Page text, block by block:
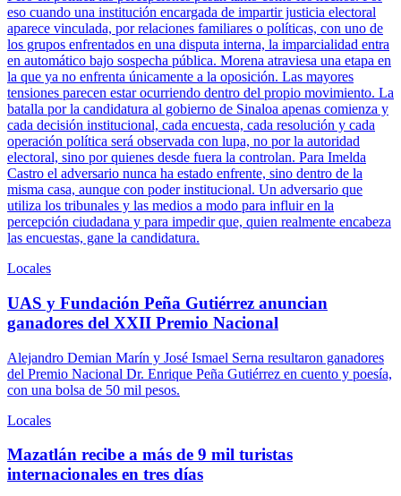
eso cuando una institución encargada de impartir justicia electoral
aparece vinculada, por relaciones familiares o políticas, con uno de
los grupos enfrentados en una disputa interna, la imparcialidad entra
en automático bajo sospecha pública. Morena atraviesa una etapa en
la que ya no enfrenta únicamente a la oposición. Las mayores
tensiones parecen estar ocurriendo dentro del propio movimiento. La
batalla por la candidatura al gobierno de Sinaloa apenas comienza y
cada decisión institucional, cada encuesta, cada resolución y cada
operación política será observada con lupa, no por la autoridad
electoral, sino por quienes desde fuera la controlan. Para Imelda
Castro el adversario nunca ha estado enfrente, sino dentro de la
misma casa, aunque con poder institucional. Un adversario que
utiliza los tribunales y las medios a modo para influir en la
percepción ciudadana y para impedir que, quien realmente encabeza
las encuestas, gane la candidatura.
Locales
UAS y Fundación Peña Gutiérrez anuncian
ganadores del XXII Premio Nacional
Alejandro Demian Marín y José Ismael Serna resultaron ganadores
del Premio Nacional Dr. Enrique Peña Gutiérrez en cuento y poesía,
con una bolsa de 50 mil pesos.
Locales
Mazatlán recibe a más de 9 mil turistas
internacionales en tres días